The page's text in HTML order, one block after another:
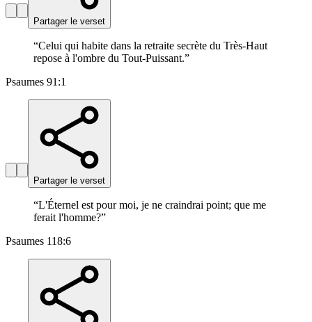
Partager le verset
“Celui qui habite dans la retraite secrète du Très-Haut
repose à l'ombre du Tout-Puissant.”
Psaumes 91:1
Partager le verset
“L'Éternel est pour moi, je ne craindrai point; que me
ferait l'homme?”
Psaumes 118:6